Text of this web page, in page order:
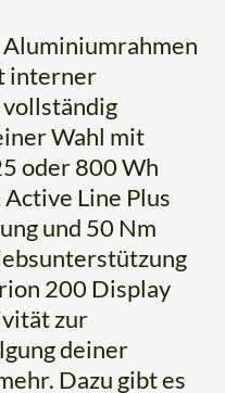
interner
Wahl mit
oder 800 Wh
Line Plus
und 50 Nm
200 Display
zur
deiner
Dazu gibt es